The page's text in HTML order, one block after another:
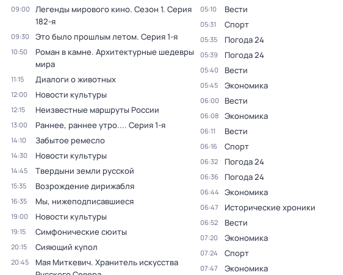
09:00 Легенды мирового кино. Сезон 1. Серия
182-я
09:30 Это было прошлым летом. Серия 1-я
10:50
Роман в камне. Архитектурные шедевры
мира
11:15 Диалоги о животных
12:00 Новости культуры
12:15 Неизвестные маршруты России
13:00 Раннее, раннее утро.... Серия 1-я
14:10 Забытое ремесло
14:30 Новости культуры
14:45 Твердыни земли русской
15:35 Возрождение дирижабля
16:35 Мы, нижеподписавшиеся
19:00 Новости культуры
19:15 Симфонические сюиты
20:15 Сияющий купол
20:45
Мая Миткевич. Хранитель искусства
05:10 Вести
05:31 Спорт
05:35 Погода 24
05:39 Погода 24
05:40 Вести
05:45 Экономика
06:00 Вести
06:08 Экономика
06:11 Вести
06:16 Спорт
06:32 Погода 24
06:36 Погода 24
06:44 Экономика
06:47 Исторические хроники
06:52 Вести
07:20 Экономика
07:24 Спорт
07:47 Экономика